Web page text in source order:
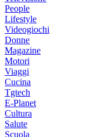
People
Lifestyle
Videogiochi
Donne
Magazine
Motori
Viaggi
Cucina
Tgtech
E-Planet
Cultura
Salute
Scuola